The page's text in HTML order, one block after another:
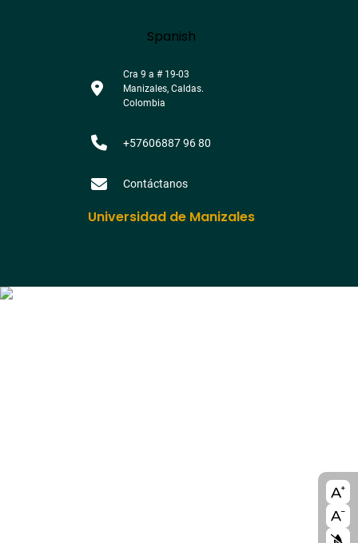
A11y
Language
Spanish
Cra 9 a # 19-03
Manizales, Caldas.
Colombia
+57606887 96 80
Contáctanos
Universidad de Manizales